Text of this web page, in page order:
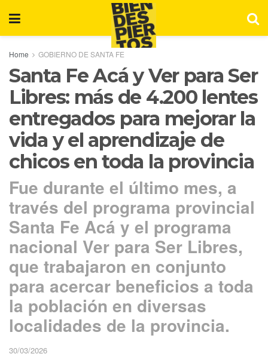
Home GOBIERNO DE SANTA FE
Santa Fe Acá y Ver para Ser
Libres: más de 4.200 lentes
entregados para mejorar la
vida y el aprendizaje de
chicos en toda la provincia
Fue durante el último mes, a
través del programa provincial
Santa Fe Acá y el programa
nacional Ver para Ser Libres,
que trabajaron en conjunto
para acercar beneficios a toda
la población en diversas
localidades de la provincia.
30/03/2026